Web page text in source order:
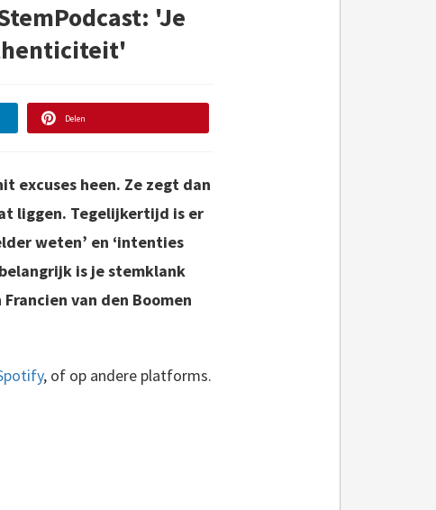
'Je
Delen
excuses heen. Ze zegt dan
liggen. Tegelijkertijd is er
weten’ en ‘intenties
is je stemklank
van den Boomen
, of op andere platforms.